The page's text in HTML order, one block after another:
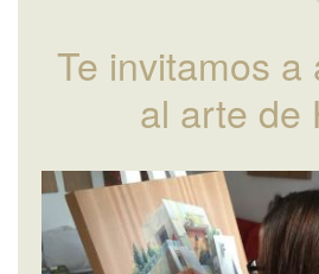
Te invitamos a
al arte de